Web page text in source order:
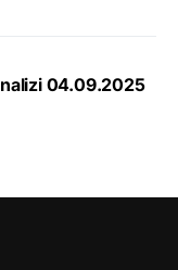
04.09.2025